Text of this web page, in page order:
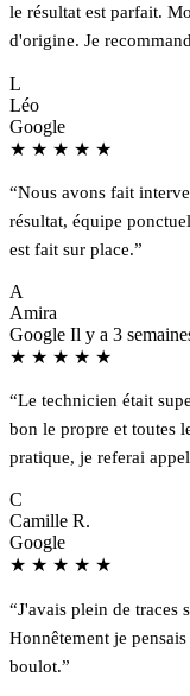
le résultat est parfait.
d'origine. Je
L
Léo
Google
★ ★ ★ ★ ★
“Nous avons fait
résultat, équipe
est fait sur place.”
A
Amira
Google Il y a 3
★ ★ ★ ★ ★
“Le technicien était
bon le propre et toutes
pratique, je referai
C
Camille R.
Google
★ ★ ★ ★ ★
“J'avais plein de traces
Honnêtement je
boulot.”